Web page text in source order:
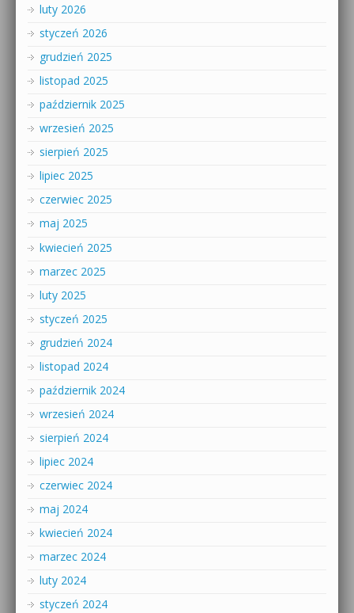
luty 2026
styczeń 2026
grudzień 2025
listopad 2025
październik 2025
wrzesień 2025
sierpień 2025
lipiec 2025
czerwiec 2025
maj 2025
kwiecień 2025
marzec 2025
luty 2025
styczeń 2025
grudzień 2024
listopad 2024
październik 2024
wrzesień 2024
sierpień 2024
lipiec 2024
czerwiec 2024
maj 2024
kwiecień 2024
marzec 2024
luty 2024
styczeń 2024